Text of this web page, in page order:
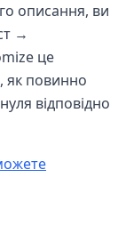
описання, ви
→
це
як повинно
відповідно